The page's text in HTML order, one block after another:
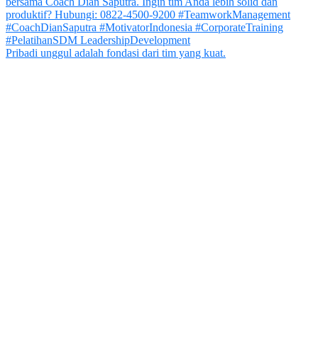
Pribadi unggul adalah fondasi dari tim yang kuat.